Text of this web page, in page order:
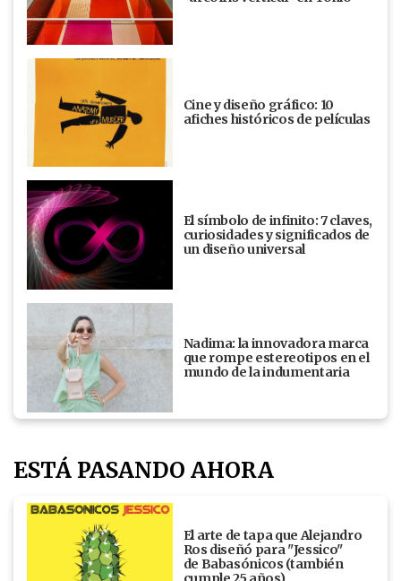
Cine y diseño gráfico: 10
afiches históricos de películas
El símbolo de infinito: 7 claves,
curiosidades y significados de
un diseño universal
Nadima: la innovadora marca
que rompe estereotipos en el
mundo de la indumentaria
ESTÁ PASANDO AHORA
El arte de tapa que Alejandro
Ros diseñó para "Jessico"
de Babasónicos (también